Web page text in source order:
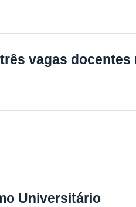
vagas docentes
Universitário